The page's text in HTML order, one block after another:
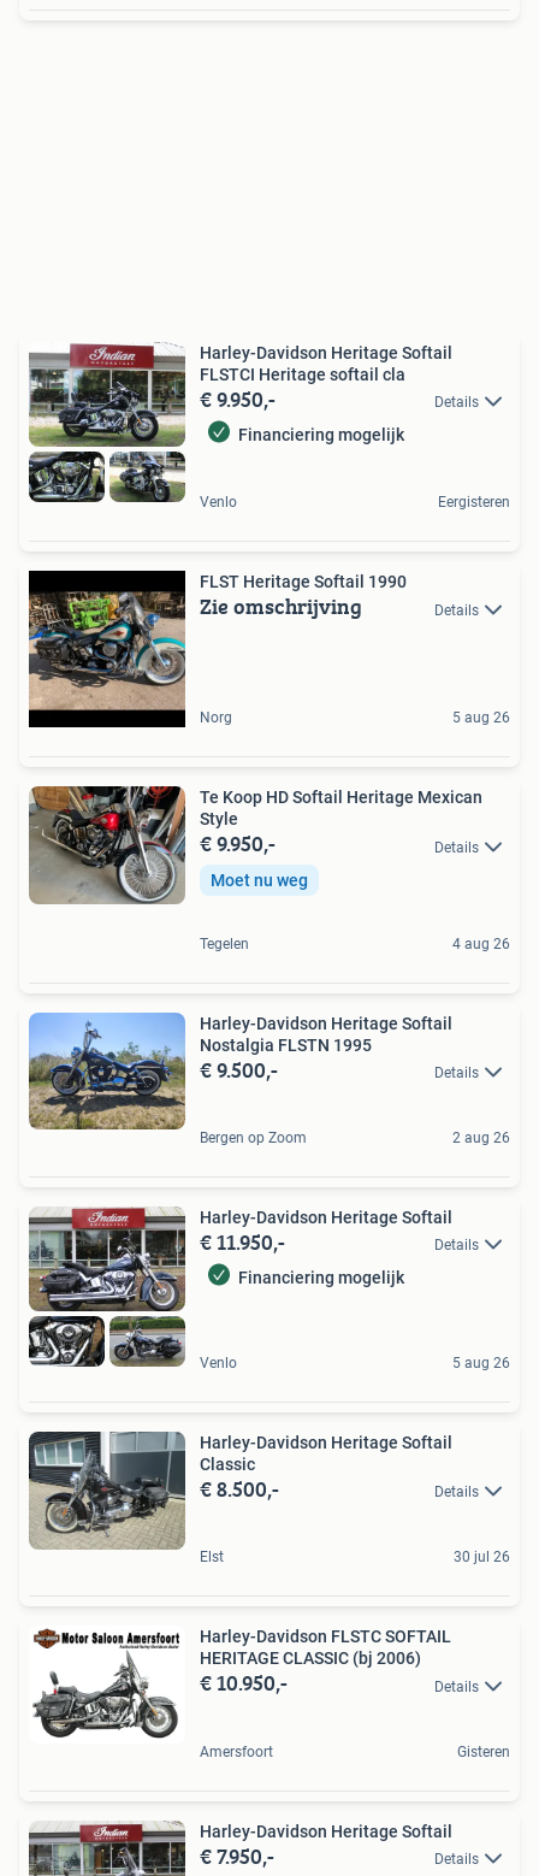
Harley-Davidson Heritage Softail
FLSTCI Heritage softail cla
€ 9.950,- Details
Financiering mogelijk
Venlo Eergisteren
FLST Heritage Softail 1990
Zie omschrijving Details
Norg 5 aug 26
Te Koop HD Softail Heritage Mexican
Style
€ 9.950,- Details
Moet nu weg
Tegelen 4 aug 26
Harley-Davidson Heritage Softail
Nostalgia FLSTN 1995
€ 9.500,- Details
Bergen op Zoom 2 aug 26
Harley-Davidson Heritage Softail
€ 11.950,- Details
Financiering mogelijk
Venlo 5 aug 26
Harley-Davidson Heritage Softail
Classic
€ 8.500,- Details
Elst 30 jul 26
Harley-Davidson FLSTC SOFTAIL
HERITAGE CLASSIC (bj 2006)
€ 10.950,- Details
Amersfoort Gisteren
Harley-Davidson Heritage Softail
€ 7.950,- Details